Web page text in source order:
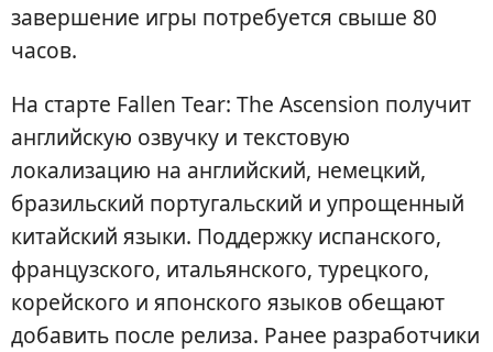
завершение игры потребуется свыше 80
часов.
На старте Fallen Tear: The Ascension получит
английскую озвучку и текстовую
локализацию на английский, немецкий,
бразильский португальский и упрощенный
китайский языки. Поддержку испанского,
французского, итальянского, турецкого,
корейского и японского языков обещают
добавить после релиза. Ранее разработчики